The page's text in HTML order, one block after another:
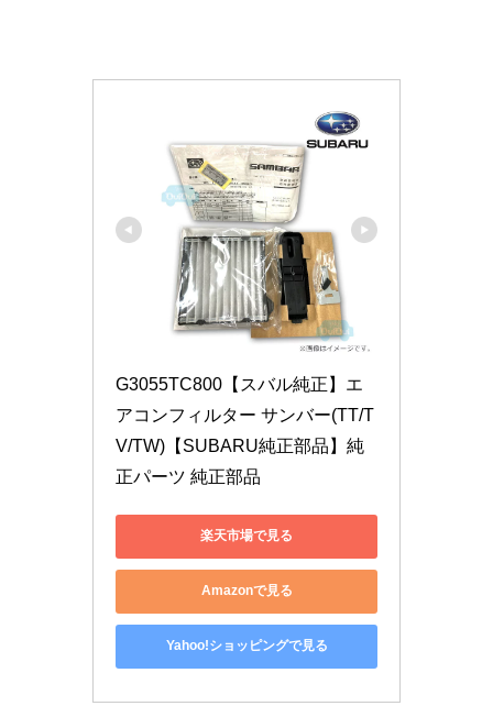
G3055TC800【スバル純正】エ
アコンフィルター サンバー(TT/T
V/TW)【SUBARU純正部品】純
正パーツ 純正部品
楽天市場で見る
Amazonで見る
Yahoo!ショッピングで見る